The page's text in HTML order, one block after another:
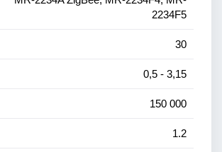
2234F5
30
0,5 - 3,15
150 000
1.2